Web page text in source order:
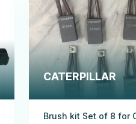
CATERPILLAR
Brush kit Set of 8 for